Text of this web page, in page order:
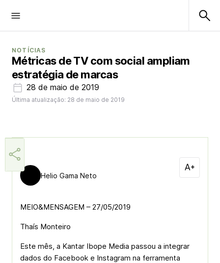
NOTÍCIAS
Métricas de TV com social ampliam
estratégia de marcas
28 de maio de 2019
Última atualização: 28 de maio de 2019
Helio Gama Neto
MEIO&MENSAGEM – 27/05/2019
Thaís Monteiro
Este mês, a Kantar Ibope Media passou a integrar
dados do Facebook e Instagram na ferramenta